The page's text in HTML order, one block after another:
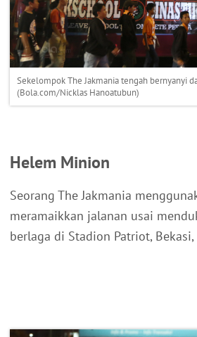
Sekelompok The Jakmania tengah bernyanyi
(Bola.com/Nicklas Hanoatubun)
Helem Minion
Seorang The Jakmania
meramaikkan jalanan usai
berlaga di Stadion Patriot,